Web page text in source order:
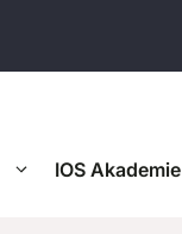
IOS Akademie